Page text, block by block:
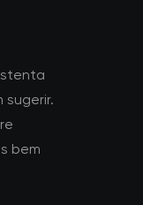
sugerir.
bem